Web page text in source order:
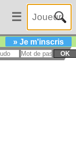
☰
» Je m'inscris
OK